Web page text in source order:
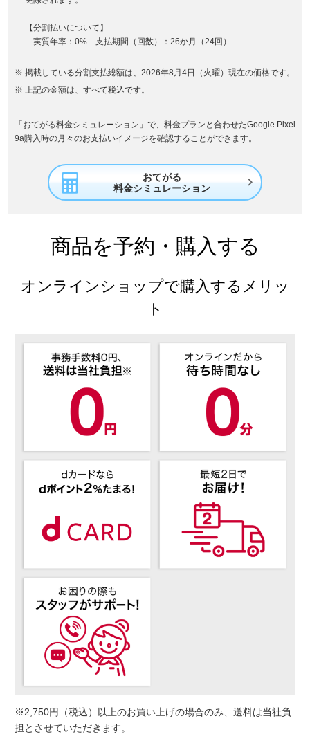
【分割払いについて】
実質年率：0% 支払期間（回数）：26か月（24回）
掲載している分割支払総額は、2026年8月4日（火曜）現在の価格です。
上記の金額は、すべて税込です。
「おてがる料金シミュレーション」で、料金プランと合わせたGoogle Pixel
9a購入時の月々のお支払いイメージを確認することができます。
おてがる
料金シミュレーション

商品を予約・購入する
オンラインショップで購入するメリッ
ト
※2,750円（税込）以上のお買い上げの場合のみ、送料は当社負
担とさせていただきます。